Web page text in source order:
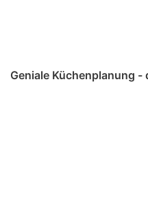
Geniale Küchenplanung